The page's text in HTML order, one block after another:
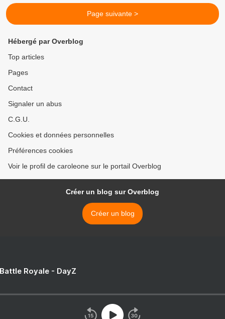
Page suivante >
Hébergé par Overblog
Top articles
Pages
Contact
Signaler un abus
C.G.U.
Cookies et données personnelles
Préférences cookies
Voir le profil de caroleone sur le portail Overblog
Créer un blog sur Overblog
Créer un blog
Royale - DayZ